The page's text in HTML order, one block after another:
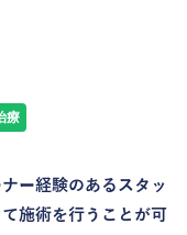
療
ー経験のあるスタッ
施術を行うことが可